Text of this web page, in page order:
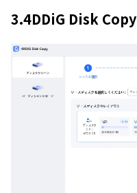
3.4DDiG Disk Copy